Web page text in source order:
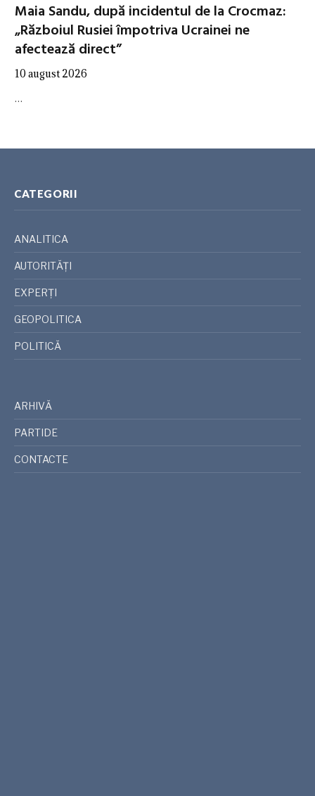
Maia Sandu, după incidentul de la Crocmaz:
„Războiul Rusiei împotriva Ucrainei ne
afectează direct”
10 august 2026
…
CATEGORII
ANALITICA
AUTORITĂȚI
EXPERȚI
GEOPOLITICA
POLITICĂ
ARHIVĂ
PARTIDE
CONTACTE